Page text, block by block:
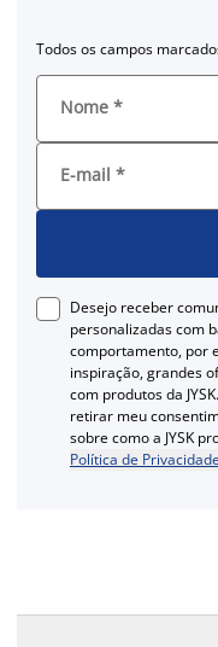
Todos os campos
Nome *
E-mail *
Desejo receber
personalizadas com
comportamento, por
inspiração, grandes
com produtos da JYSK.
retirar meu
sobre como a JYSK
Política de Privacidade